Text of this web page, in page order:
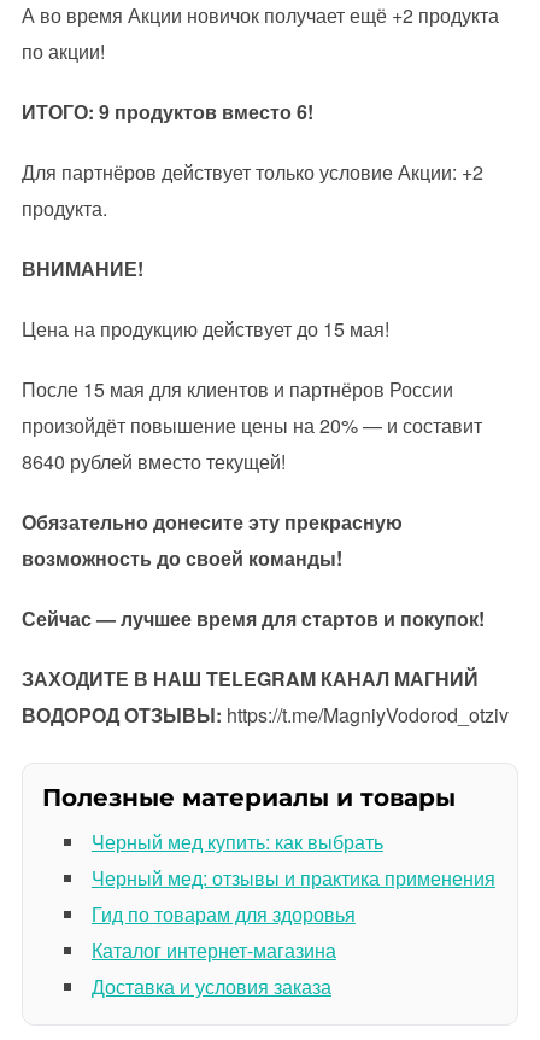
А во время Акции новичок получает ещё +2 продукта
по акции!
ИТОГО: 9 продуктов вместо 6!
Для партнёров действует только условие Акции: +2
продукта.
ВНИМАНИЕ!
Цена на продукцию действует до 15 мая!
После 15 мая для клиентов и партнёров России
произойдёт повышение цены на 20% — и составит
8640 рублей вместо текущей!
Обязательно донесите эту прекрасную
возможность до своей команды!
Сейчас — лучшее время для стартов и покупок!
ЗАХОДИТЕ В НАШ TELEGRAM КАНАЛ МАГНИЙ
ВОДОРОД ОТЗЫВЫ: https://t.me/MagniyVodorod_otziv
Полезные материалы и товары
Черный мед купить: как выбрать
Черный мед: отзывы и практика применения
Гид по товарам для здоровья
Каталог интернет-магазина
Доставка и условия заказа